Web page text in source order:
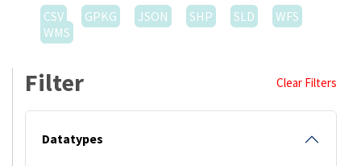
CSV
GPKG JSON SHP SLD
WFS
WMS
Filter Clear Filters
Datatypes